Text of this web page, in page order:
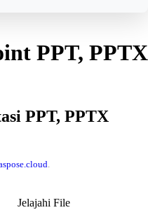
PPT, PPTX
PPT, PPTX
Jelajahi File